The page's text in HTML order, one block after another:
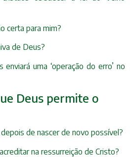
certa para mim?
de Deus?
enviará uma ‘operação do erro’ no
Deus permite o
depois de nascer de novo possível?
na ressurreição de Cristo?